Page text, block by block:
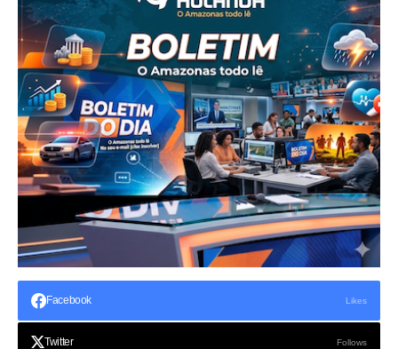
Facebook Likes
Twitter Follows